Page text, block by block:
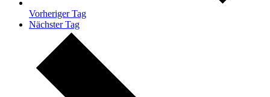
Vorheriger Tag
Nächster Tag